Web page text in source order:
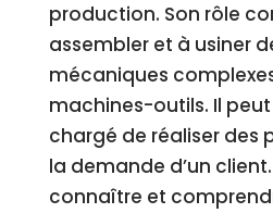
production. Son rôle
assembler et à usiner
mécaniques
machines-outils. Il
chargé de réaliser des
la demande d’un
connaître et